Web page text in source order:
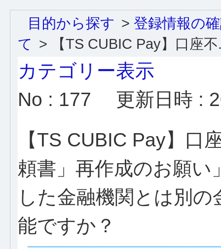
目的から探す > 登録情報の
て > 【TS CUBIC Pay】口座
カテゴリー表示
No : 177
更新日時 :
【TS CUBIC Pay】口
頼書」再作成のお願
した金融機関とは別
能ですか？